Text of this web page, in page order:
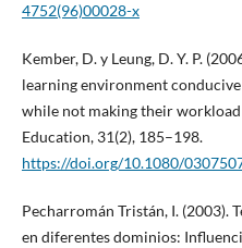
4752(96)00028-x
Kember, D. y Leung, D. Y. P.
learning environment
while not making their workload
Education, 31(2), 185–198.
https://doi.org/10.1080/
Pecharromán Tristán, I. (2003).
en diferentes dominios: